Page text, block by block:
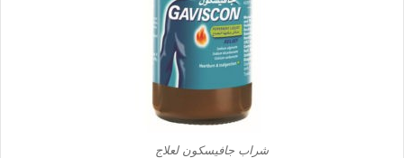
شراب جافيسكون لعلاج